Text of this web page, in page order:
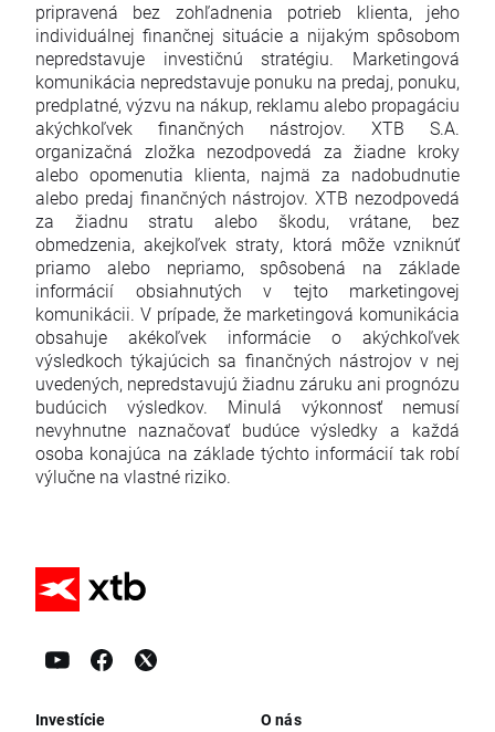
pripravená bez zohľadnenia potrieb klienta, jeho
individuálnej finančnej situácie a nijakým spôsobom
nepredstavuje investičnú stratégiu. Marketingová
komunikácia nepredstavuje ponuku na predaj, ponuku,
predplatné, výzvu na nákup, reklamu alebo propagáciu
akýchkoľvek finančných nástrojov. XTB S.A.
organizačná zložka nezodpovedá za žiadne kroky
alebo opomenutia klienta, najmä za nadobudnutie
alebo predaj finančných nástrojov. XTB nezodpovedá
za žiadnu stratu alebo škodu, vrátane, bez
obmedzenia, akejkoľvek straty, ktorá môže vzniknúť
priamo alebo nepriamo, spôsobená na základe
informácií obsiahnutých v tejto marketingovej
komunikácii. V prípade, že marketingová komunikácia
obsahuje akékoľvek informácie o akýchkoľvek
výsledkoch týkajúcich sa finančných nástrojov v nej
uvedených, nepredstavujú žiadnu záruku ani prognózu
budúcich výsledkov. Minulá výkonnosť nemusí
nevyhnutne naznačovať budúce výsledky a každá
osoba konajúca na základe týchto informácií tak robí
výlučne na vlastné riziko.
Investície O nás